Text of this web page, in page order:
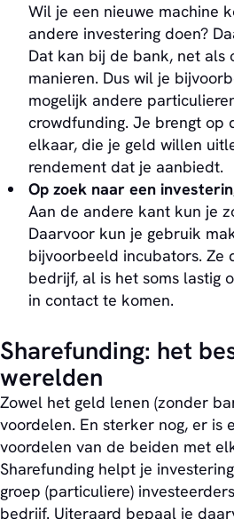
Wil je een nieuwe machine
andere investering doen?
Dat kan bij de bank, net
manieren. Dus wil je
mogelijk andere
crowdfunding. Je brengt op
elkaar, die je geld willen
rendement dat je aanbiedt.
Op zoek naar een
Aan de andere kant kun je
Daarvoor kun je gebruik
bijvoorbeeld incubators. Ze
bedrijf, al is het soms lastig
in contact te komen.
Sharefunding: het
werelden
Zowel het geld lenen (zonder
voordelen. En sterker nog, er is
voordelen van de beiden met
Sharefunding helpt je
groep (particuliere)
bedrijf. Uiteraard bepaal je